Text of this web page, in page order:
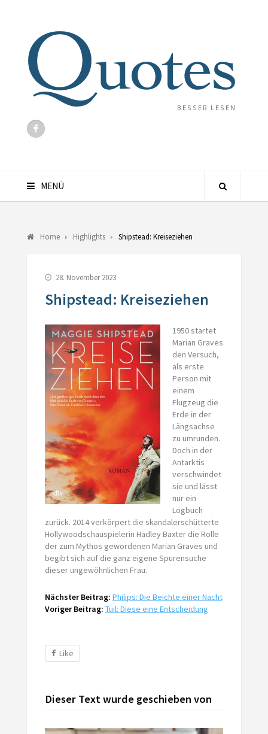
BESSER LESEN
MENÜ
Home Highlights Shipstead: Kreiseziehen
28. November 2023
Shipstead: Kreiseziehen
1950 startet
Marian Graves
den Versuch,
als erste
Person mit
einem
Flugzeug die
Erde in der
Längsachse
zu umrunden.
Doch in der
Antarktis
verschwindet
sie und lässt
nur ein
Logbuch
zurück. 2014 verkörpert die skandalerschütterte
Hollywoodschauspielerin Hadley Baxter die Rolle
der zum Mythos gewordenen Marian Graves und
begibt sich auf die ganz eigene Spurensuche
dieser ungewöhnlichen Frau.
Nächster Beitrag: Philips: Die Beichte einer Nacht
Voriger Beitrag: Tuil: Diese eine Entscheidung
Like
Dieser Text wurde geschieben von